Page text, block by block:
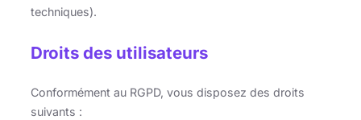
techniques).
Droits des utilisateurs
Conformément au RGPD, vous disposez des droits
suivants :